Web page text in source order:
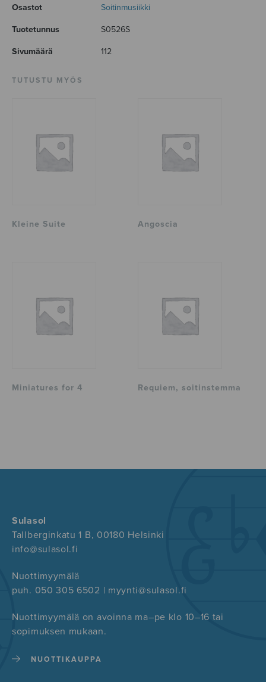
Osastot Soitinmusiikki
Tuotetunnus S0526S
Sivumäärä 112
TUTUSTU MYÖS
Kleine Suite Angoscia
Miniatures for 4 Requiem, soitinstemma
Sulasol
Tallberginkatu 1 B, 00180 Helsinki
info@sulasol.fi
Nuottimyymälä
puh. 050 305 6502 | myynti@sulasol.fi
Nuottimyymälä on avoinna ma–pe klo 10–16 tai
sopimuksen mukaan.
NUOTTIKAUPPA